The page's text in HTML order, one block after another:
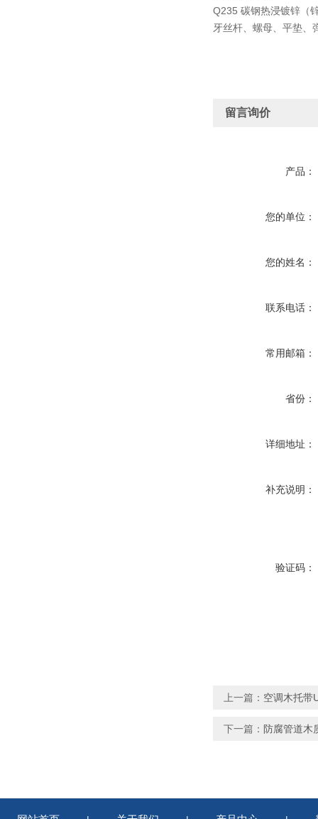
Q235 碳钢热浸镀锌 （
牙丝杆、螺母、平垫、
留言询价
产品：
您的单位：
您的姓名：
联系电话：
常用邮箱：
省份：
详细地址：
补充说明：
验证码：
上一篇： 空调木托带
下一篇： 防腐管道木